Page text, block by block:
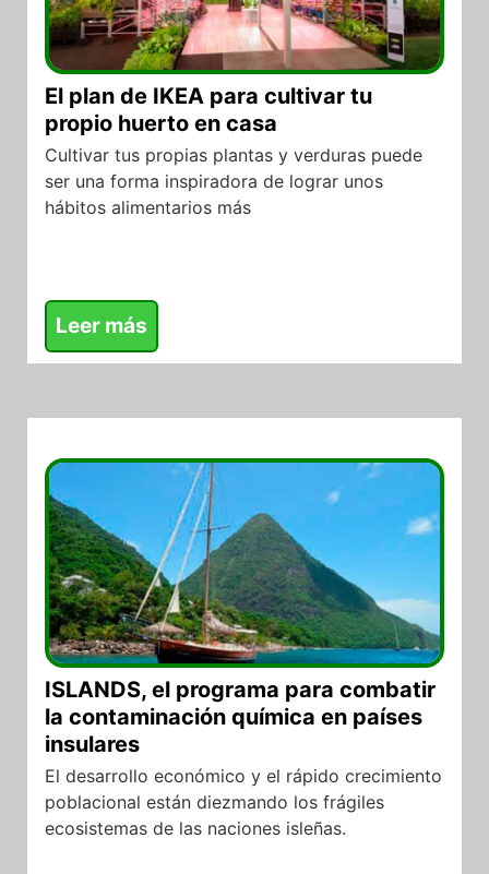
El plan de IKEA para cultivar tu
propio huerto en casa
Cultivar tus propias plantas y verduras puede
ser una forma inspiradora de lograr unos
hábitos alimentarios más
Leer más
ISLANDS, el programa para combatir
la contaminación química en países
insulares
El desarrollo económico y el rápido crecimiento
poblacional están diezmando los frágiles
ecosistemas de las naciones isleñas.